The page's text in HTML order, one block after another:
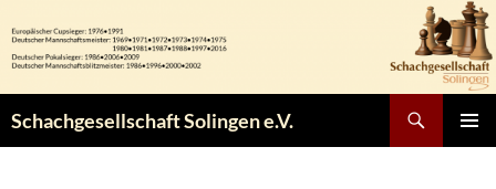
Inhalt
springen
Schachgesellschaft Solingen e.V.